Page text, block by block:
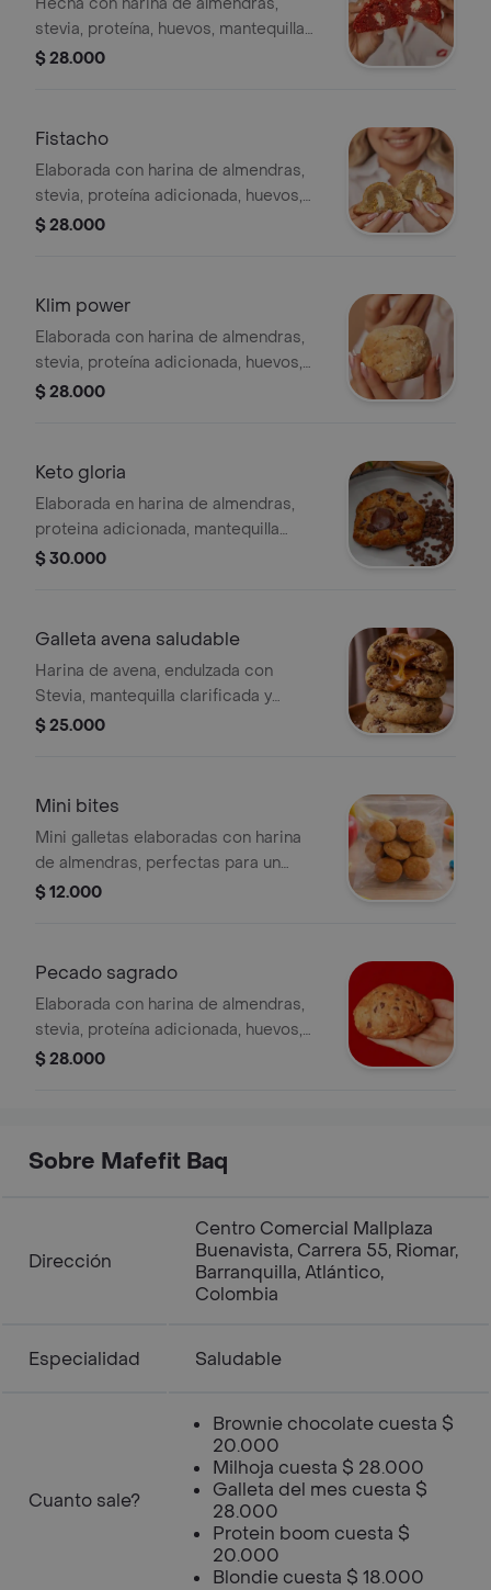
stevia, proteína, huevos, mantequilla
clarificada, arequipe sin azúcar,
$ 28.000
Fistacho
Elaborada con harina de almendras,
stevia, proteína adicionada, huevos,
mantequilla clarificada, trufa de
$ 28.000
Klim power
Elaborada con harina de almendras,
stevia, proteína adicionada, huevos,
mantequilla clarificada y leche klim sin
$ 28.000
Keto gloria
Elaborada en harina de almendras,
proteina adicionada, mantequilla
clarificada, endulzada con Stevia,
$ 30.000
Galleta avena saludable
Harina de avena, endulzada con
Stevia, mantequilla clarificada y
huevos
$ 25.000
Mini bites
Mini galletas elaboradas con harina
de almendras, perfectas para un
snack ligero.
$ 12.000
Pecado sagrado
Elaborada con harina de almendras,
stevia, proteína adicionada, huevos,
mantequilla clarificada, arequipe sin
$ 28.000
Sobre Mafefit Baq
Dirección
Centro Comercial Mallplaza
Buenavista, Carrera 55, Riomar,
Barranquilla, Atlántico,
Colombia
Especialidad Saludable
Cuanto sale?
Brownie chocolate cuesta $
20.000
Milhoja cuesta $ 28.000
Galleta del mes cuesta $
28.000
Protein boom cuesta $
20.000
Blondie cuesta $ 18.000